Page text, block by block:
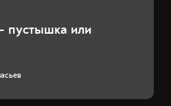
пустышка или